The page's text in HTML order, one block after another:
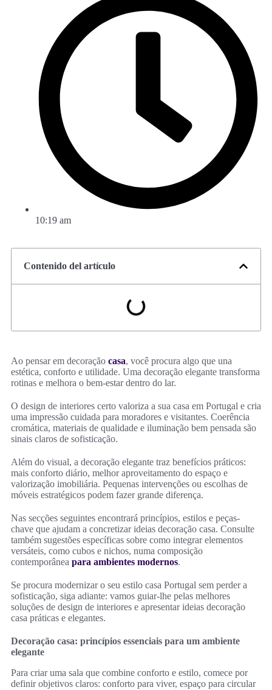
10:19 am
Contenido del artículo
Ao pensar em decoração casa, você procura algo que una
estética, conforto e utilidade. Uma decoração elegante transforma
rotinas e melhora o bem-estar dentro do lar.
O design de interiores certo valoriza a sua casa em Portugal e cria
uma impressão cuidada para moradores e visitantes. Coerência
cromática, materiais de qualidade e iluminação bem pensada são
sinais claros de sofisticação.
Além do visual, a decoração elegante traz benefícios práticos:
mais conforto diário, melhor aproveitamento do espaço e
valorização imobiliária. Pequenas intervenções ou escolhas de
móveis estratégicos podem fazer grande diferença.
Nas secções seguintes encontrará princípios, estilos e peças-
chave que ajudam a concretizar ideias decoração casa. Consulte
também sugestões específicas sobre como integrar elementos
versáteis, como cubos e nichos, numa composição
contemporânea para ambientes modernos.
Se procura modernizar o seu estilo casa Portugal sem perder a
sofisticação, siga adiante: vamos guiar-lhe pelas melhores
soluções de design de interiores e apresentar ideias decoração
casa práticas e elegantes.
Decoração casa: princípios essenciais para um ambiente
elegante
Para criar uma sala que combine conforto e estilo, comece por
definir objetivos claros: conforto para viver, espaço para circular